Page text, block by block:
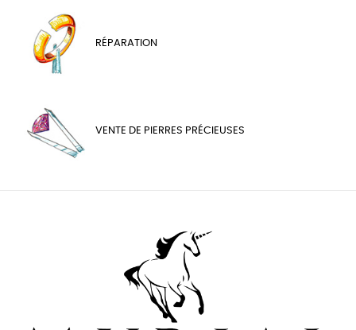
RÉPARATION
VENTE DE PIERRES PRÉCIEUSES